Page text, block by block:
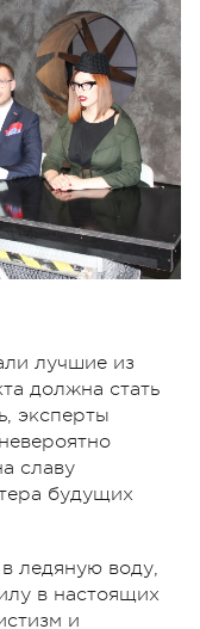
лучшие из
должна стать
эксперты
славу
будущих
ледяную воду,
в настоящих
и